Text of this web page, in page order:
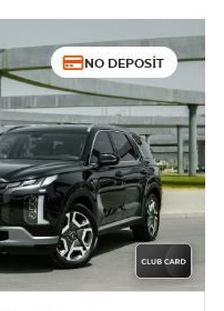
NO DEPOSIT